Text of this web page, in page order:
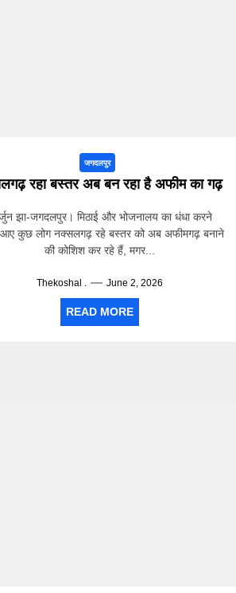
जगदलपुर
रहा बस्तर अब बन रहा है अफीम का गढ़
झा-जगदलपुर। मिठाई और भोजनालय का धंधा करने
कुछ लोग नक्सलगढ़ रहे बस्तर को अब अफीमगढ़ बनाने
की कोशिश कर रहे हैं, मगर...
Thekoshal . June 2, 2026
READ MORE